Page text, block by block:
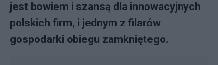
jest bowiem i szansą dla innowacyjnych
polskich firm, i jednym z filarów
gospodarki obiegu zamkniętego.